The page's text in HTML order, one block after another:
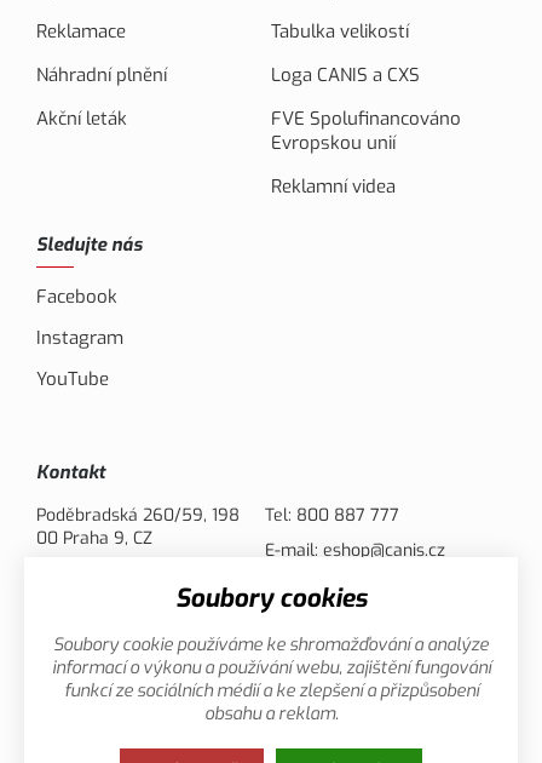
Reklamace
Náhradní plnění
Akční leták
Tabulka velikostí
Loga CANIS a CXS
FVE Spolufinancováno
Evropskou unií
Reklamní videa
Sledujte nás
Facebook
Instagram
YouTube
Kontakt
Poděbradská 260/59, 198
00 Praha 9, CZ
Tel: 800 887 777
E-mail: eshop@canis.cz
Možnosti platby
Soubory cookies
Soubory cookie používáme ke shromažďování a analýze
informací o výkonu a používání webu, zajištění fungování
funkcí ze sociálních médií a ke zlepšení a přizpůsobení
obsahu a reklam.